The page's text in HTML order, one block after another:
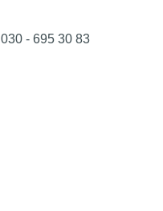
030 - 695 30 83